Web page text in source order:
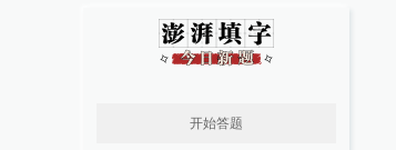
开始答题